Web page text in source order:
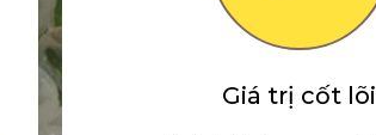
Giá trị cốt lõi